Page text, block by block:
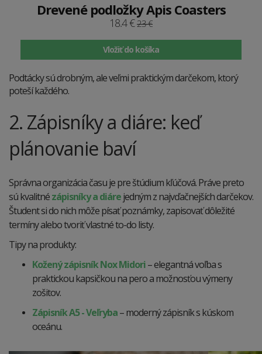
Drevené podložky Apis Coasters
18.4 €23 €
Vložiť do košíka
Podtácky sú drobným, ale veľmi praktickým darčekom, ktorý
poteší každého.
2. Zápisníky a diáre: keď
plánovanie baví
Správna organizácia času je pre štúdium kľúčová. Práve preto
sú kvalitnézápisníky a diárejedným z najvďačnejších darčekov.
Študent si do nich môže písať poznámky, zapisovať dôležité
termíny alebo tvoriť vlastné to-do listy.
Tipy na produkty:
Kožený zápisník Nox Midori– elegantná voľba s
praktickou kapsičkou na pero a možnosťou výmeny
zošitov.
Zápisník A5 - Veľryba– moderný zápisník s kúskom
oceánu.